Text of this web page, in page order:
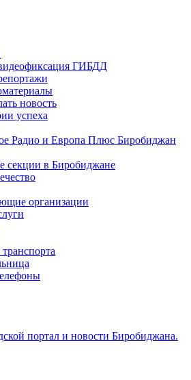
ГИБДД
новость
успеха
Радио и Европа Плюс Биробиджан
секции в Биробиджане
организации